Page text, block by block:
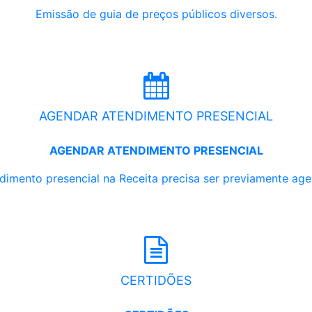
Emissão de guia de preços públicos diversos.
AGENDAR ATENDIMENTO PRESENCIAL
AGENDAR ATENDIMENTO PRESENCIAL
presencial na Receita precisa ser previamente
CERTIDÕES